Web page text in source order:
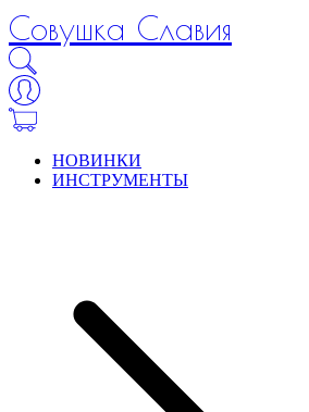
Совушка Славия
НОВИНКИ
ИНСТРУМЕНТЫ